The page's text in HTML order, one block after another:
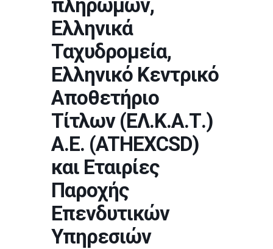
πληρωμών,
Ελληνικά
Ταχυδρομεία,
Ελληνικό Κεντρικό
Αποθετήριο
Τίτλων (ΕΛ.Κ.Α.Τ.)
Α.Ε. (ATHEXCSD)
και Εταιρίες
Παροχής
Επενδυτικών
Υπηρεσιών